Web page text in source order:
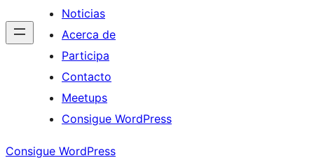
Noticias
Acerca de
Participa
Contacto
Meetups
Consigue WordPress
Consigue WordPress